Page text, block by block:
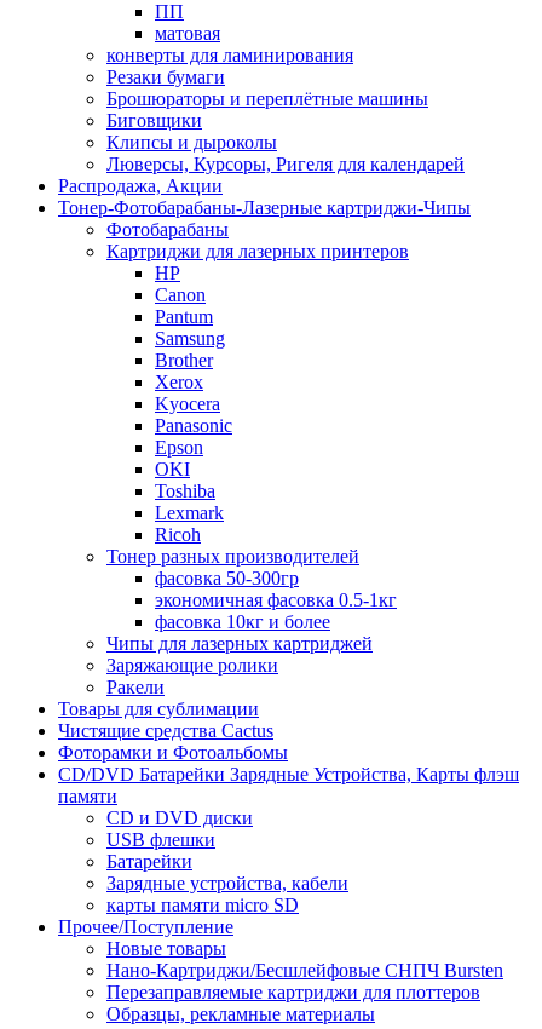
ПП
матовая
конверты для ламинирования
Резаки бумаги
Брошюраторы и переплётные машины
Биговщики
Клипсы и дыроколы
Люверсы, Курсоры, Ригеля для календарей
Распродажа, Акции
Тонер-Фотобарабаны-Лазерные картриджи-Чипы
Фотобарабаны
Картриджи для лазерных принтеров
HP
Canon
Pantum
Samsung
Brother
Xerox
Kyocera
Panasonic
Epson
OKI
Toshiba
Lexmark
Ricoh
Тонер разных производителей
фасовка 50-300гр
экономичная фасовка 0.5-1кг
фасовка 10кг и более
Чипы для лазерных картриджей
Заряжающие ролики
Ракели
Товары для сублимации
Чистящие средства Cactus
Фоторамки и Фотоальбомы
CD/DVD Батарейки Зарядные Устройства, Карты флэш
памяти
CD и DVD диски
USB флешки
Батарейки
Зарядные устройства, кабели
карты памяти micro SD
Прочее/Поступление
Новые товары
Нано-Картриджи/Бесшлейфовые СНПЧ Bursten
Перезаправляемые картриджи для плоттеров
Образцы, рекламные материалы